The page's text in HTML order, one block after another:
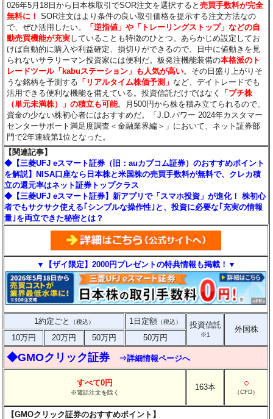
026年5月18日から日本株取引でSOR注文を選択すると売買手数料が完全
無料に！ SOR注文はより条件の良い取引価格を提示する注文方法なの
で、ぜひ活用したい。
「逆指値」や「トレーリングストップ」などの自
動売買機能が充実していることも特徴のひとつ。あらかじめ設定してお
けば自動的に購入や利益確定、損切りができるので、日中に値動きを見
られないサラリーマン投資家には便利だ。板発注機能装備の本格派のト
レードツール「kabuステーション」も人気が高い。その日盛り上がりそ
うな銘柄を予測する 「リアルタイム株価予測」 など、デイトレードでも
活用できる便利な機能を備えている。投資信託だけではなく
「プチ株
（単元未満株）」の積立も可能。月500円から株を積み立てられるので、
資金の少ない株初心者にはおすすめだ。「J.D.パワー 2024年カスタマー
センターサポート満足度調査＜金融業界編＞」において、ネット証券部
門で2年連続第1位となった。
【関連記事】
◆【三菱UFJ eスマート証券（旧：auカブコム証券）のおすすめポイント
を解説】NISA口座なら日本株と米国株の売買手数料が無料で、クレカ積
立の還元率はネット証券トップクラス
◆【三菱UFJ eスマート証券】新アプリで「スマホ投資」が進化！ 株初心
者でもサクサク使える｢シンプルな操作性｣と、投資に必要な｢充実の情報
量｣を両立できた秘密とは？
▼【ザイ限定】2000円プレゼントの特典情報も掲載！▼
1約定ごと （税込） 1日定額 （税込） 投資信託
※1
外国株
10万円
20万円 50万円 50万円
◆GMOクリック証券 ⇒詳細情報ページへ
すべて0円
※電話注文を除く
163本 ○
（CFD）
【GMOクリック証券のおすすめポイント】